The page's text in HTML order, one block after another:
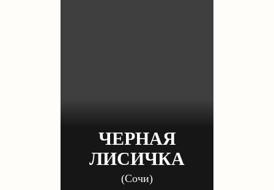
ЧЕРНАЯ
ЛИСИЧКА
(Сочи)